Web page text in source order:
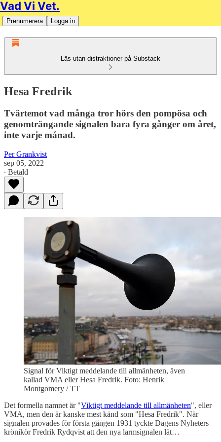
Vad Vi Vet.
Prenumerera Logga in
Läs utan distraktioner på Substack
Hesa Fredrik
Tvärtemot vad många tror hörs den pompösa och
genomträngande signalen bara fyra gånger om året,
inte varje månad.
Per Grankvist
sep 05, 2022
∙ Betald
Signal för Viktigt meddelande till allmänheten, även
kallad VMA eller Hesa Fredrik. Foto: Henrik
Montgomery / TT
Det formella namnet är "Viktigt meddelande till allmänheten", eller
VMA, men den är kanske mest känd som "Hesa Fredrik". När
signalen provades för första gången 1931 tyckte Dagens Nyheters
krönikör Fredrik Rydqvist att den nya larmsignalen lät…